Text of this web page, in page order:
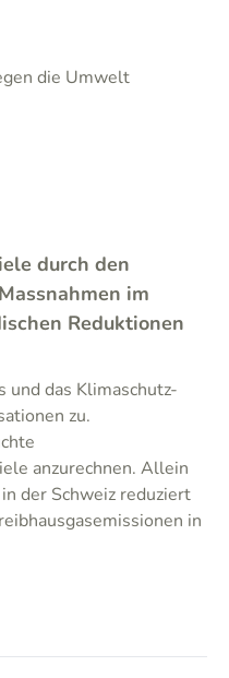
die Umwelt
durch den
im
Reduktionen
und das Klimaschutz-
zu.
anzurechnen. Allein
der Schweiz reduziert
in